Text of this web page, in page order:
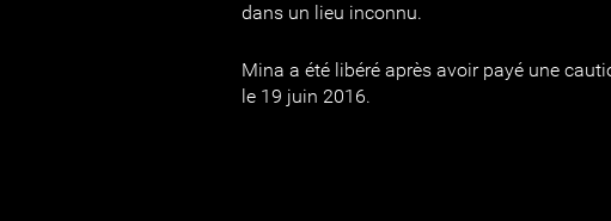
dans un lieu inconnu.
Mina a été libéré après avoir payé une
le 19 juin 2016.